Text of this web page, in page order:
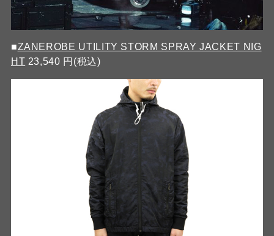
■ZANEROBE UTILITY STORM SPRAY JACKET NIG
HT 23,540 円(税込)